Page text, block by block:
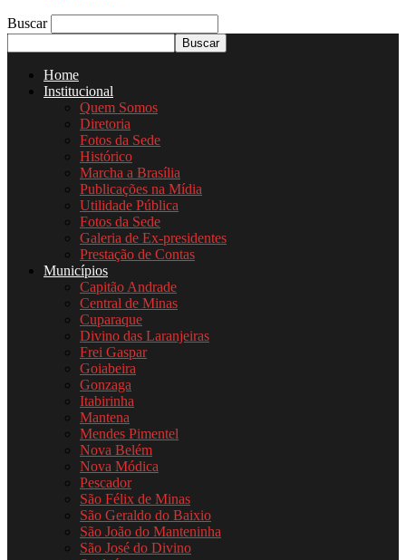
Buscar
Home
Institucional
Quem Somos
Diretoria
Fotos da Sede
Histórico
Marcha a Brasília
Publicações na Mídia
Utilidade Pública
Fotos da Sede
Galeria de Ex-presidentes
Prestação de Contas
Municípios
Capitão Andrade
Central de Minas
Cuparaque
Divino das Laranjeiras
Frei Gaspar
Goiabeira
Gonzaga
Itabirinha
Mantena
Mendes Pimentel
Nova Belém
Nova Módica
Pescador
São Félix de Minas
São Geraldo do Baixio
São João do Manteninha
São José do Divino